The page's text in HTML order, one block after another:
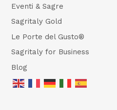
Eventi & Sagre
Sagritaly Gold
Le Porte del Gusto®
Sagritaly for Business
Blog